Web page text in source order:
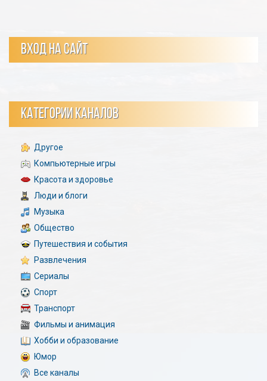
ВХОД НА САЙТ
КАТЕГОРИИ КАНАЛОВ
Другое
Компьютерные игры
Красота и здоровье
Люди и блоги
Музыка
Общество
Путешествия и события
Развлечения
Сериалы
Спорт
Транспорт
Фильмы и анимация
Хобби и образование
Юмор
Все каналы